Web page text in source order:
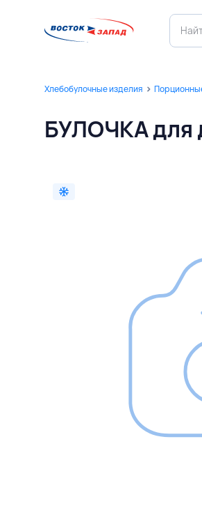
Хлебобулочные изделия
БУЛОЧКА для